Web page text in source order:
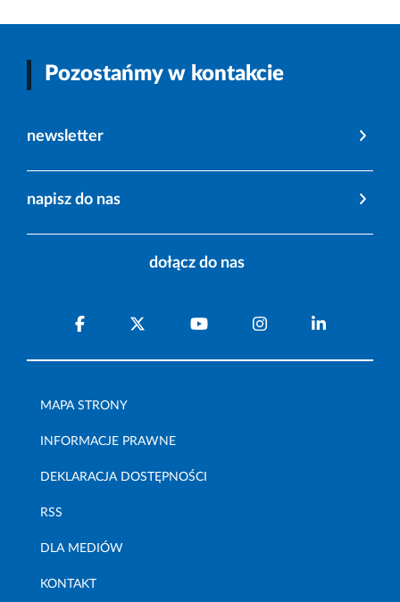
Pozostańmy w kontakcie
newsletter
napisz do nas
dołącz do nas
MAPA STRONY
INFORMACJE PRAWNE
DEKLARACJA DOSTĘPNOŚCI
RSS
DLA MEDIÓW
KONTAKT